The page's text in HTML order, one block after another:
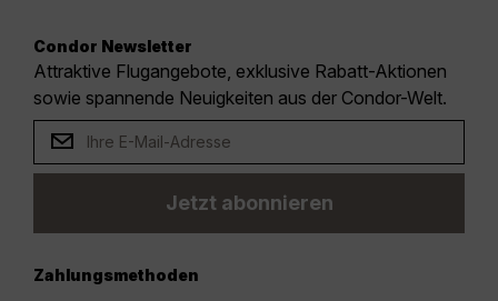
Condor Newsletter
Attraktive Flugangebote, exklusive Rabatt-Aktionen
sowie spannende Neuigkeiten aus der Condor-Welt.
Jetzt abonnieren
Zahlungsmethoden